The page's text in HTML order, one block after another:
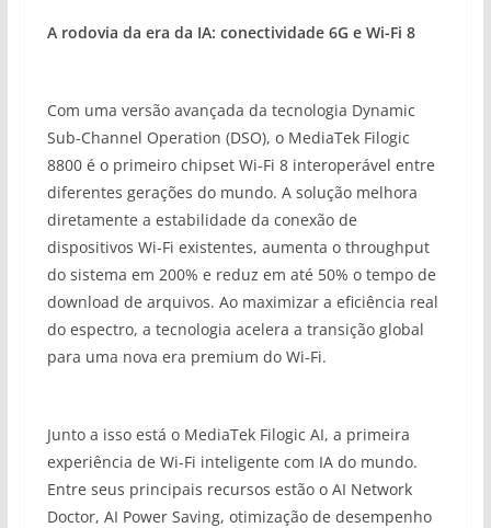
A rodovia da era da IA: conectividade 6G e Wi-Fi 8
Com uma versão avançada da tecnologia Dynamic
Sub-Channel Operation (DSO), o MediaTek Filogic
8800 é o primeiro chipset Wi-Fi 8 interoperável entre
diferentes gerações do mundo. A solução melhora
diretamente a estabilidade da conexão de
dispositivos Wi-Fi existentes, aumenta o throughput
do sistema em 200% e reduz em até 50% o tempo de
download de arquivos. Ao maximizar a eficiência real
do espectro, a tecnologia acelera a transição global
para uma nova era premium do Wi-Fi.
Junto a isso está o MediaTek Filogic AI, a primeira
experiência de Wi-Fi inteligente com IA do mundo.
Entre seus principais recursos estão o AI Network
Doctor, AI Power Saving, otimização de desempenho